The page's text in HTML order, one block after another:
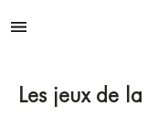
Menu
Les jeux de